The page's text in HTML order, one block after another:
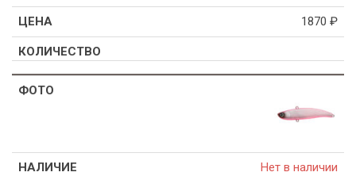
1870 ₽
Нет в наличии